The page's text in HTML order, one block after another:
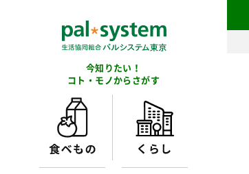
今知りたい！
コト・モノからさがす